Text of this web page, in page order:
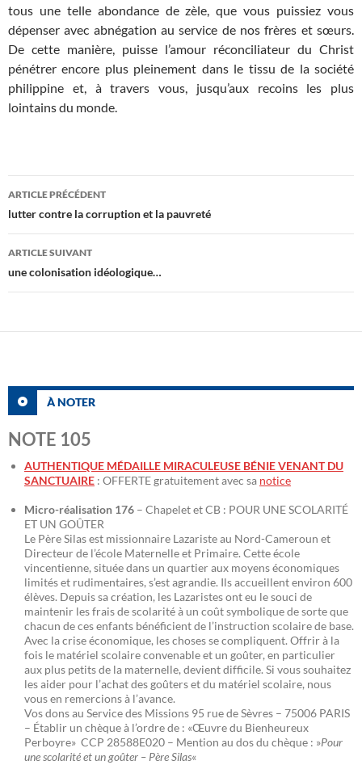
tous une telle abondance de zèle, que vous puissiez vous
dépenser avec abnégation au service de nos frères et sœurs.
De cette manière, puisse l’amour réconciliateur du Christ
pénétrer encore plus pleinement dans le tissu de la société
philippine et, à travers vous, jusqu’aux recoins les plus
lointains du monde.
Navigation
des
articles
ARTICLE PRÉCÉDENT
lutter contre la corruption et la pauvreté
ARTICLE SUIVANT
une colonisation idéologique…
À NOTER
NOTE 105
AUTHENTIQUE MÉDAILLE MIRACULEUSE BÉNIE VENANT DU
SANCTUAIRE : OFFERTE gratuitement avec sa notice
Micro-réalisation 176 – Chapelet et CB : POUR UNE SCOLARITÉ
ET UN GOÛTER
Le Père Silas est missionnaire Lazariste au Nord-Cameroun et
Directeur de l’école Maternelle et Primaire. Cette école
vincentienne, située dans un quartier aux moyens économiques
limités et rudimentaires, s’est agrandie. Ils accueillent environ 600
élèves. Depuis sa création, les Lazaristes ont eu le souci de
maintenir les frais de scolarité à un coût symbolique de sorte que
chacun de ces enfants bénéficient de l’instruction scolaire de base.
Avec la crise économique, les choses se compliquent. Offrir à la
fois le matériel scolaire convenable et un goûter, en particulier
aux plus petits de la maternelle, devient difficile. Si vous souhaitez
les aider pour l’achat des goûters et du matériel scolaire, nous
vous en remercions à l’avance.
Vos dons au Service des Missions 95 rue de Sèvres – 75006 PARIS
– Établir un chèque à l’ordre de : «Œuvre du Bienheureux
Perboyre» CCP 28588E020 – Mention au dos du chèque : »Pour
une scolarité et un goûter – Père Silas«